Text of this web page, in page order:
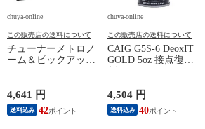
chuya-online
この販売店の送料について
チューナーメトロノ
ーム＆ピックアップ
スペシャルパック ブ
ラック
4,641 円
送料込み 42
chuya-online
この販売店の送料について
CAIG G5S-6 DeoxIT
GOLD 5oz 接点復活
剤
4,504 円
送料込み 40